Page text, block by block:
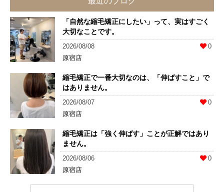
「自然な縮毛矯正にしたい」って、実はすごく
大切なことです。
2026/08/08
0
原宿店
縮毛矯正で一番大切なのは、「伸ばすこと」で
はありません。
2026/08/07
0
原宿店
縮毛矯正は「強く伸ばす」ことが正解ではあり
ません。
2026/08/06
0
原宿店